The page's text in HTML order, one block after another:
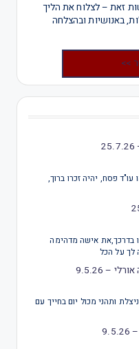
זאת – לצלוח את הליך
באנושיות ובהצלחה
>>
עו"ד פסח, יהיה זכרו ברוך,
בדרכך,את אישה מדהימה
לך על הכל
– 9.5.26
ותהני מכול יום בחייך עם